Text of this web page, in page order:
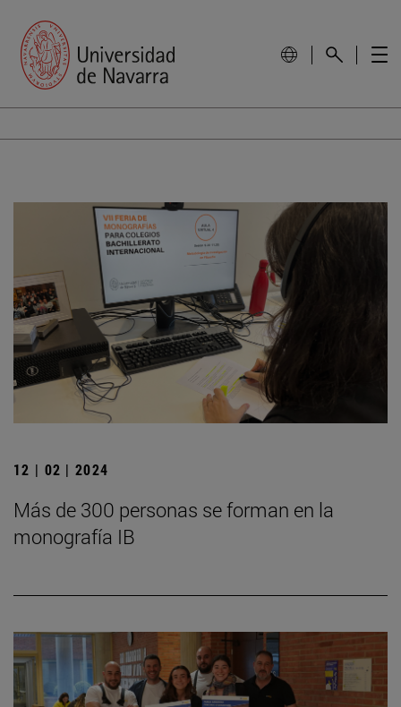
12 | 02 | 2024
Más de 300 personas se forman en la
monografía IB